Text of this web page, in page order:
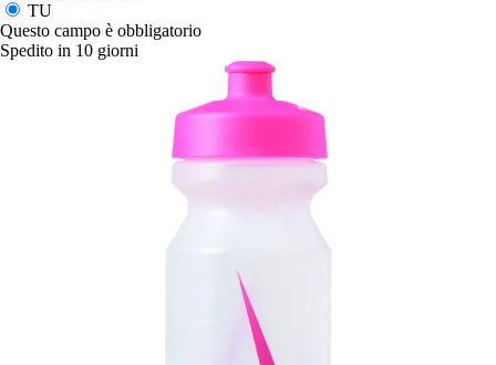
TU
Questo campo è obbligatorio
Spedito in 10 giorni